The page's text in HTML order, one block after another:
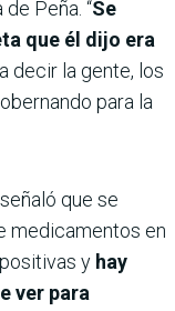
Peña. “Se
que él dijo era
decir la gente, los
para la
que se
medicamentos en
y hay
ver para